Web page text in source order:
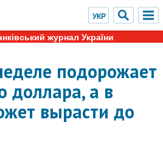
журнал України
подорожает
доллара, а в
вырасти до